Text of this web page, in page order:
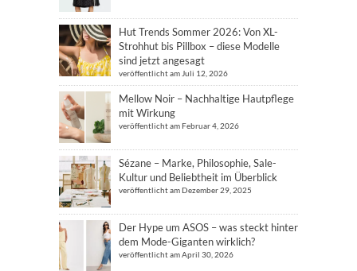
Hut Trends Sommer 2026: Von XL-
Strohhut bis Pillbox – diese Modelle
sind jetzt angesagt
veröffentlicht am Juli 12, 2026
Mellow Noir – Nachhaltige Hautpflege
mit Wirkung
veröffentlicht am Februar 4, 2026
Sézane – Marke, Philosophie, Sale-
Kultur und Beliebtheit im Überblick
veröffentlicht am Dezember 29, 2025
Der Hype um ASOS – was steckt hinter
dem Mode-Giganten wirklich?
veröffentlicht am April 30, 2026